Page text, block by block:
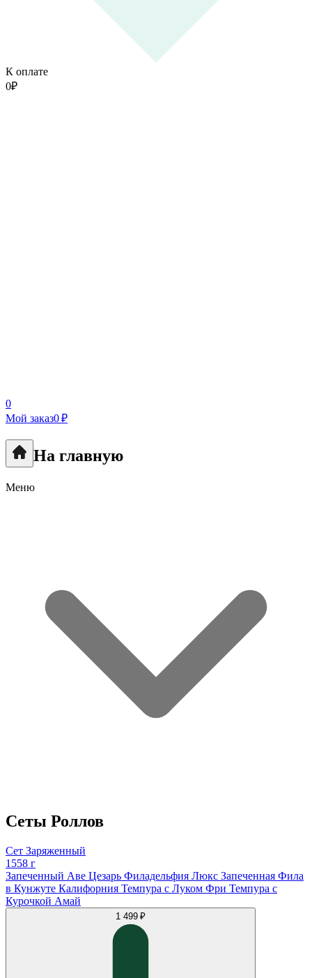
К оплате
0₽
0
Мой заказ0 ₽
На главную
Меню
Сеты Роллов
Сет Заряженный
1558 г
Запеченный Аве Цезарь Филадельфия Люкс Запеченная Фила
в Кунжуте Калифорния Темпура с Луком Фри Темпура с
Курочкой Амай
1 499 ₽